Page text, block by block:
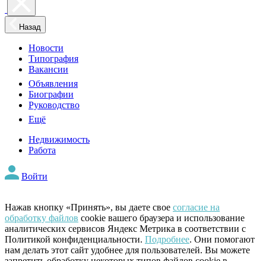
Назад
Новости
Типография
Вакансии
Объявления
Биографии
Руководство
Ещё
Недвижимость
Работа
Войти
Нажав кнопку «Принять», вы даете свое согласие на
обработку файлов cookie вашего браузера и использование
аналитических сервисов Яндекс Метрика в соответствии с
Политикой конфиденциальности. Подробнее. Они помогают
нам делать этот сайт удобнее для пользователей. Вы можете